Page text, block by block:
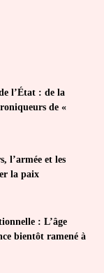
l’État : de la
de «
l’armée et les
la paix
: L’âge
bientôt ramené à